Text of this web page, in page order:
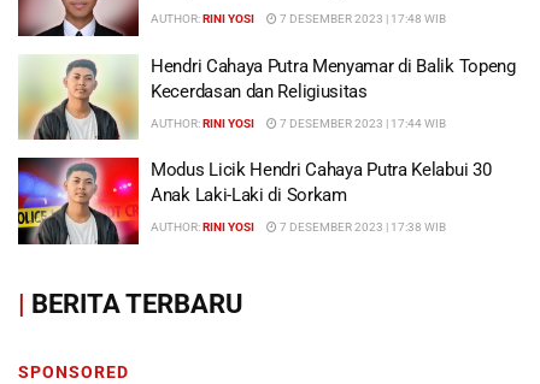
AUTHOR:RINI YOSI 7 DESEMBER 2023 | 17:48 WIB
Hendri Cahaya Putra Menyamar di Balik Topeng
Kecerdasan dan Religiusitas
AUTHOR:RINI YOSI 7 DESEMBER 2023 | 17:44 WIB
Modus Licik Hendri Cahaya Putra Kelabui 30
Anak Laki-Laki di Sorkam
AUTHOR:RINI YOSI 7 DESEMBER 2023 | 17:38 WIB
| BERITA TERBARU
SPONSORED